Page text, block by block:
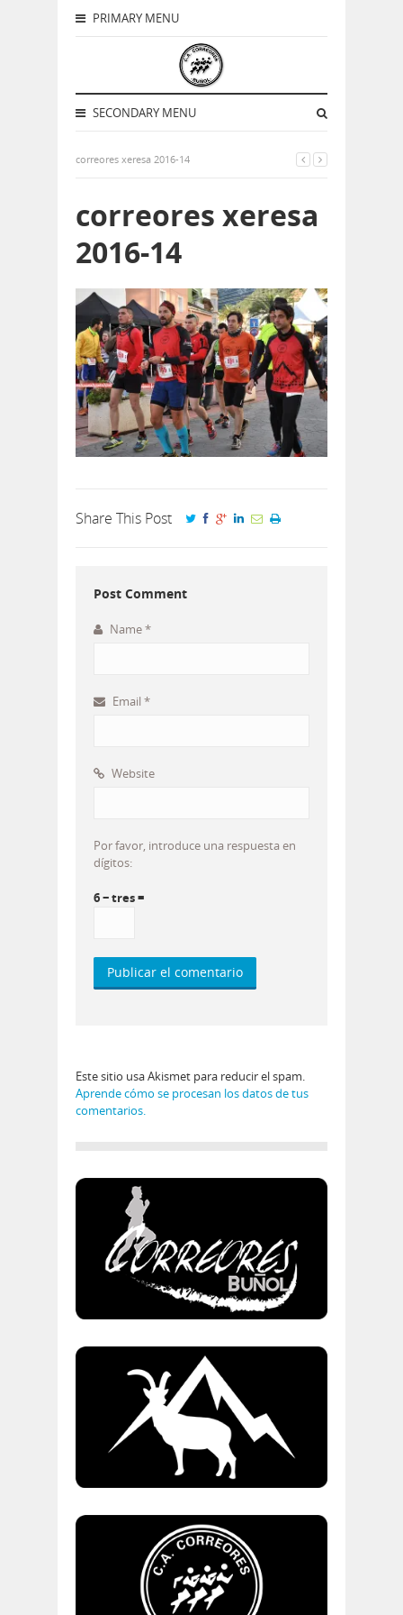
PRIMARY MENU
SECONDARY MENU
correores xeresa 2016-14
correores xeresa
2016-14
Share This Post
Post Comment
Name*
Email *
Website
Por favor, introduce una respuesta en
dígitos:
6 − tres =
Este sitio usa Akismet para reducir el spam.
Aprende cómo se procesan los datos de tus
comentarios.